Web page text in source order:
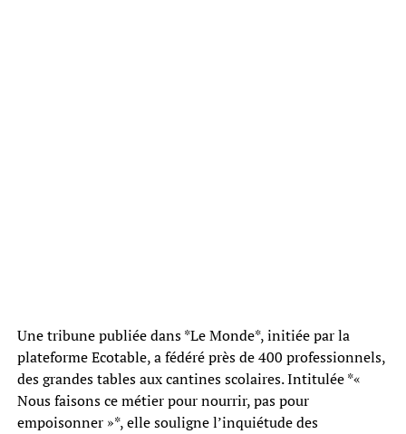
Une tribune publiée dans *Le Monde*, initiée par la
plateforme Ecotable, a fédéré près de 400 professionnels,
des grandes tables aux cantines scolaires. Intitulée *«
Nous faisons ce métier pour nourrir, pas pour
empoisonner »*, elle souligne l’inquiétude des